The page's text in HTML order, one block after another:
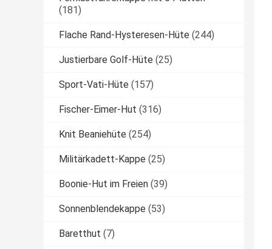
(181)
Flache Rand-Hysteresen-Hüte (244)
Justierbare Golf-Hüte (25)
Sport-Vati-Hüte (157)
Fischer-Eimer-Hut (316)
Knit Beaniehüte (254)
Militärkadett-Kappe (25)
Boonie-Hut im Freien (39)
Sonnenblendekappe (53)
Baretthut (7)